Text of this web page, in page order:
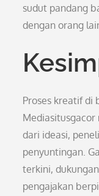
sudut pandang
dengan orang
Proses kreatif di
dari ideasi,
penyuntingan.
terkini,
pengajakan